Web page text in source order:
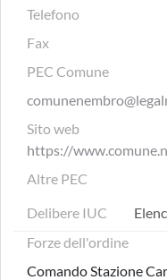
Telefono
Fax
PEC Comune
Sito web
https://
Altre PEC
Delibere IUC
Forze dell'ordine
Comando Stazione